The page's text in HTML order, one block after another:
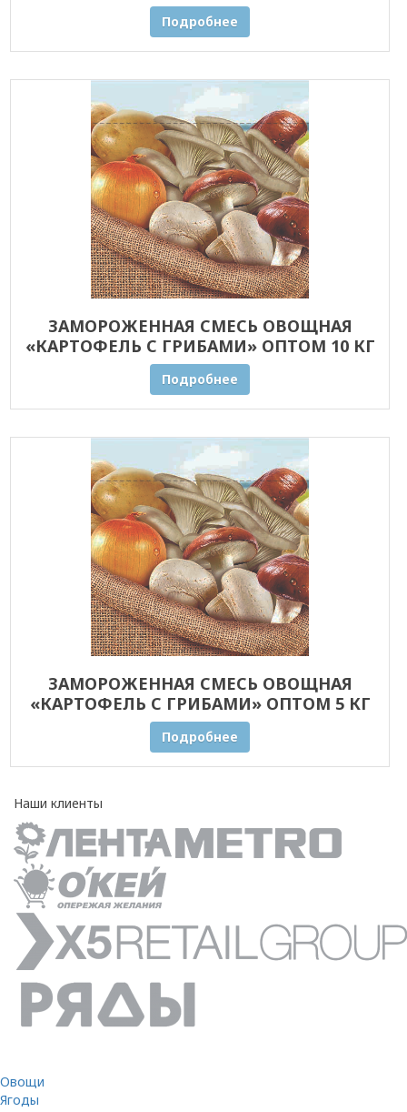
Подробнее
ЗАМОРОЖЕННАЯ СМЕСЬ ОВОЩНАЯ
«КАРТОФЕЛЬ С ГРИБАМИ» ОПТОМ 10 КГ
Подробнее
ЗАМОРОЖЕННАЯ СМЕСЬ ОВОЩНАЯ
«КАРТОФЕЛЬ С ГРИБАМИ» ОПТОМ 5 КГ
Подробнее
Наши клиенты
Овощи
Ягоды